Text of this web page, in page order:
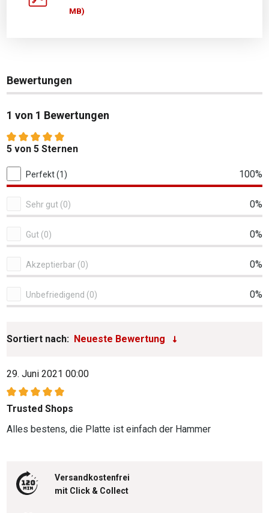
MB)
Bewertungen
1 von 1 Bewertungen
Durchschnittliche Bewertung von 5 von 5 Sternen
5 von 5 Sternen
1 von 1 Bewertungen
Perfekt (1) 100%
Sehr gut (0) 0%
Gut (0) 0%
Akzeptierbar (0) 0%
Unbefriedigend (0) 0%
Sortiert nach:
29. Juni 2021 00:00
Bewertung mit 5 von 5 Sternen
Trusted Shops
Alles bestens, die Platte ist einfach der Hammer
Versandkostenfrei
mit Click & Collect